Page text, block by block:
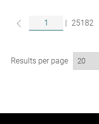
| 25182
Results per page